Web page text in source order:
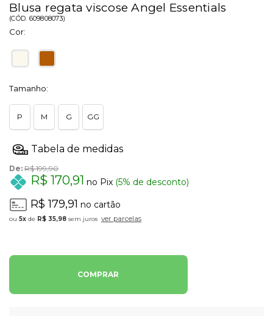
Blusa regata viscose Angel Essentials
(CÓD. 609808073)
Cor:
Tamanho:
P M G GG
De: R$ 199,90
R$ 170,91 no Pix (5% de desconto)
R$ 179,91 no cartão
5x de R$ 35,98 sem juros ver parcelas
COMPRAR